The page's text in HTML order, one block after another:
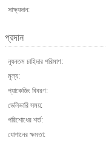
সাক্ষ্যদান:
প্রদান
ন্যূনতম চাহিদার পরিমাণ:
মূল্য:
প্যাকেজিং বিবরণ:
ডেলিভারি সময়:
পরিশোধের শর্ত:
যোগানের ক্ষমতা: